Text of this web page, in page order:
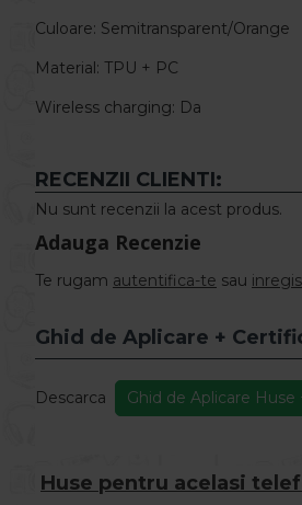
Culoare: Semitransparent/Orange
Material: TPU + PC
Wireless charging: Da
RECENZII CLIENTI:
Nu sunt recenzii la acest produs.
Adauga Recenzie
Te rugam autentifica-te sau
Ghid de Aplicare +
Descarca Ghid de Aplicare
Huse pentru acelasi